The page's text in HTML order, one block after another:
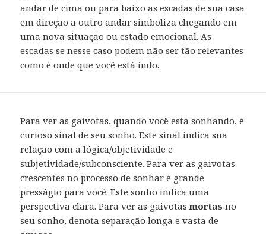
andar de cima ou para baixo as escadas de sua casa
em direção a outro andar simboliza chegando em
uma nova situação ou estado emocional. As
escadas se nesse caso podem não ser tão relevantes
como é onde que você está indo.
Para ver as gaivotas, quando você está sonhando, é
curioso sinal de seu sonho. Este sinal indica sua
relação com a lógica/objetividade e
subjetividade/subconsciente. Para ver as gaivotas
crescentes no processo de sonhar é grande
presságio para você. Este sonho indica uma
perspectiva clara. Para ver as gaivotasmortas no
seu sonho, denota separação longa e vasta de